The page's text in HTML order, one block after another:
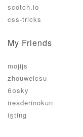
scotch.io
css-tricks
My Friends
mojijs
zhouweicsu
60sky
ireaderinokun
i5ting